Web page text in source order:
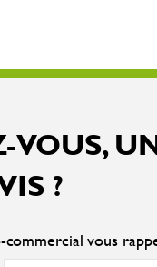
?
vous